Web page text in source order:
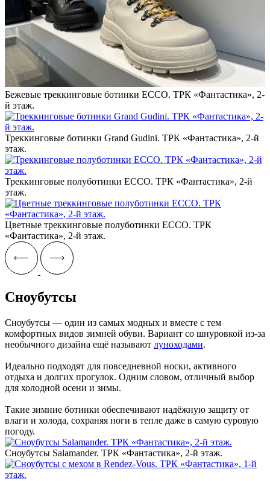
Бежевые треккинговые ботинки ECCO. ТРК «Фантастика», 2-
й этаж.
Треккинговые ботинки Grand Gudini. ТРК «Фантастика», 2-й
этаж.
Треккинговые полуботинки ECCO. ТРК «Фантастика», 2-й
этаж.
Цветные треккинговые полуботинки ECCO. ТРК
«Фантастика», 2-й этаж.
Сноубутсы
Сноубутсы — один из самых модных и вместе с тем
комфортных видов зимней обуви. Вариант со шнуровкой из-за
необычного дизайна ещё называют луноходами.
Идеально подходят для повседневной носки, активного
отдыха и долгих прогулок. Одним словом, отличный выбор
для холодной осени и зимы.
Такие зимние ботинки обеспечивают надёжную защиту от
влаги и холода, сохраняя ноги в тепле даже в самую суровую
погоду.
Сноубутсы Salamander. ТРК «Фантастика», 2-й этаж.‎